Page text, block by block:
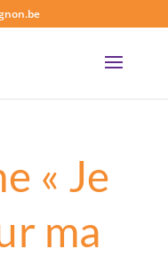
« Je
ma